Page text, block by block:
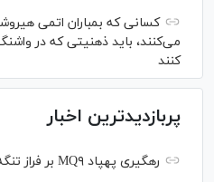
کسانی که بمباران اتمی
می‌کنند، باید ذهنیتی که در
کنند
پربازدیدترین اخبار
رهگیری پهپاد MQ۹ بر فراز تنگه هرمز